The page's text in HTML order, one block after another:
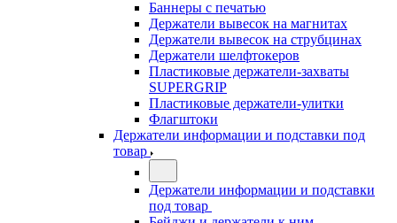
Баннеры с печатью
Держатели вывесок на магнитах
Держатели вывесок на струбцинах
Держатели шелфтокеров
Пластиковые держатели-захваты
SUPERGRIP
Пластиковые держатели-улитки
Флагштоки
Держатели информации и подставки под
товар
Держатели информации и подставки
под товар